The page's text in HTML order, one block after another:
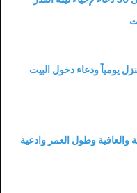
يومياً ودعاء دخول البيت
والعافية وطول العمر وادعية